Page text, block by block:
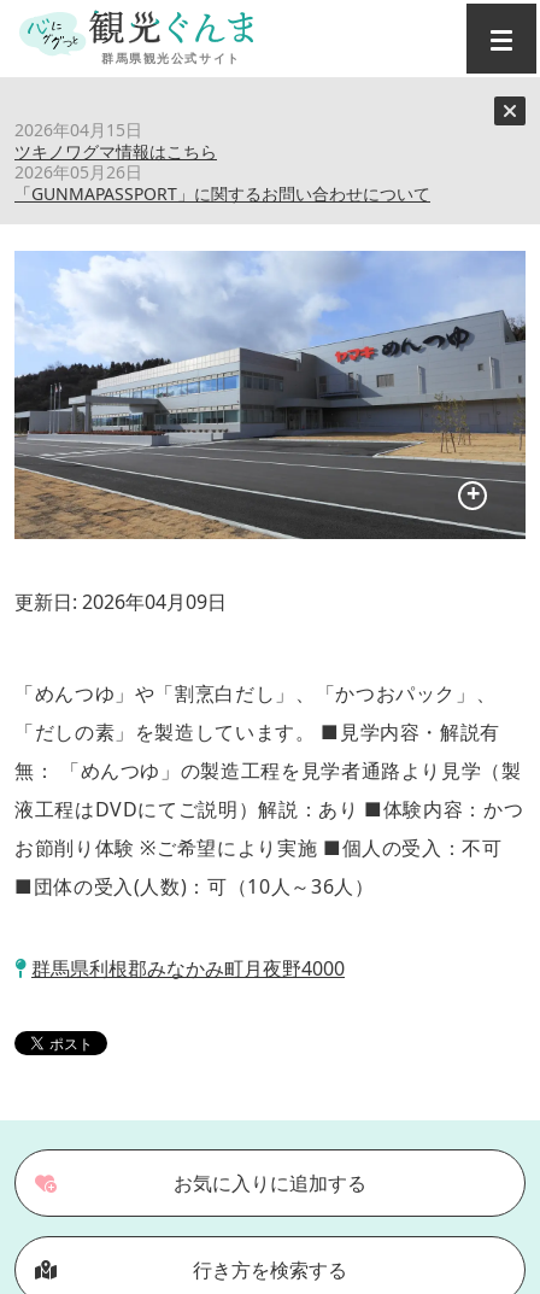
2026年04月15日
ツキノワグマ情報はこちら
2026年05月26日
「GUNMAPASSPORT」に関するお問い合わせについて
ヤマキ（株） みなかみ工場
更新日: 2026年04月09日
「めんつゆ」や「割烹白だし」、「かつおパック」、
「だしの素」を製造しています。 ■見学内容・解説有
無： 「めんつゆ」の製造工程を見学者通路より見学（製
液工程はDVDにてご説明）解説：あり ■体験内容：かつ
お節削り体験 ※ご希望により実施 ■個人の受入：不可
■団体の受入(人数)：可（10人～36人）
群馬県利根郡みなかみ町月夜野4000
お気に入りに追加する
行き方を検索する